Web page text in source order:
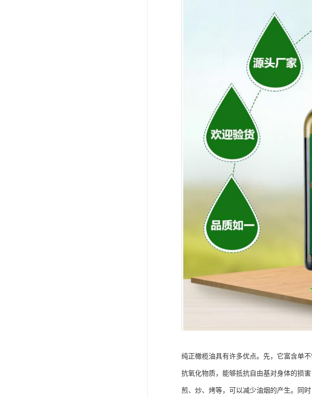
纯正橄榄油具有许多优点。先，它富含单
抗氧化物质，能够抵抗自由基对身体的损
煎、炒、烤等，可以减少油烟的产生。同